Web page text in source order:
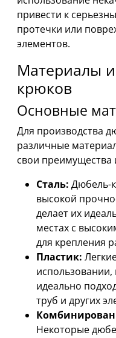
привести к
протечки или
элементов.
Материалы
крюков
Основные
Для производства
различные
свои преимущества
Сталь: Дюбель-
высокой
делает их
местах с
для крепления
Пластик:
идеально
труб и других
Некоторые